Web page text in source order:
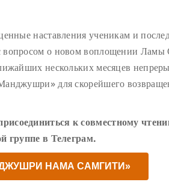
наставления ученикам и
о новом воплощении Ламы
нескольких месяцев
для скорейшего
к совместному
группе в Телеграм.
НАМА САМГИТИ»